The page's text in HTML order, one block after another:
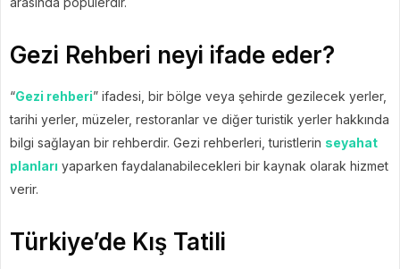
Gezi Rehberi neyi ifade eder?
“Gezi rehberi” ifadesi, bir bölge veya şehirde gezilecek yerler,
tarihi yerler, müzeler, restoranlar ve diğer turistik yerler hakkında
bilgi sağlayan bir rehberdir. Gezi rehberleri, turistlerin seyahat
planları yaparken faydalanabilecekleri bir kaynak olarak hizmet
verir.
Türkiye’de Kış Tatili